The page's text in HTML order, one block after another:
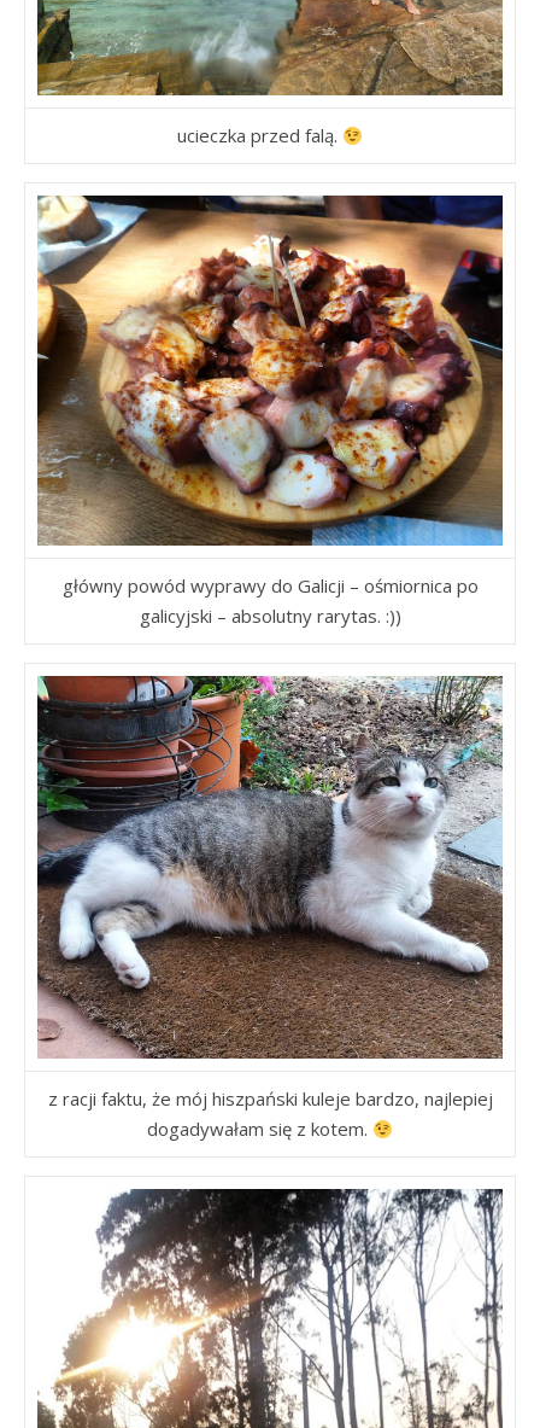
ucieczka przed falą.
główny powód wyprawy do Galicji – ośmiornica po
galicyjski – absolutny rarytas. :))
z racji faktu, że mój hiszpański kuleje bardzo, najlepiej
dogadywałam się z kotem.